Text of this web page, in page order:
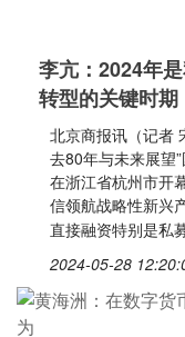
李亢：2024年
转型的关键时期
北京商报讯（记者
去80年与未来展望
在浙江省杭州市开
信领航战略性新兴
直接融资特别是私
2024-05-28